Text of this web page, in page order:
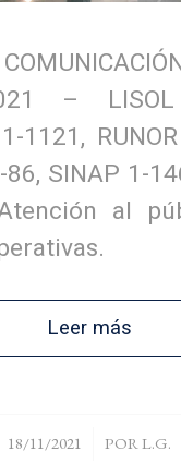
–
1121,
86, SINAP 1-
al
Leer más
18/11/2021
/ PORL.G.